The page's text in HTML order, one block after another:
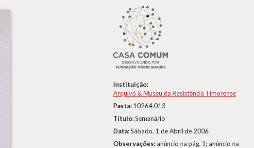
Instituição:
Arquivo & Museu da Resistência Timorense
Pasta: 10264.013
Título:Semanário
Data:Sábado, 1 de Abril de 2006
Observações:anúncio na pág. 1; anúncio na